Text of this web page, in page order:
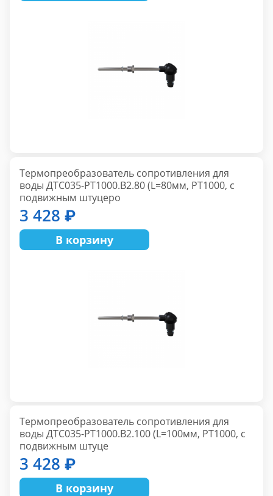
Термопреобразователь сопротивления для
воды ДТС035-РТ1000.В2.80 (L=80мм, PT1000, с
подвижным штуцеро
3 428 ₽
В корзину
Термопреобразователь сопротивления для
воды ДТС035-РТ1000.В2.100 (L=100мм, PT1000, с
подвижным штуце
3 428 ₽
В корзину